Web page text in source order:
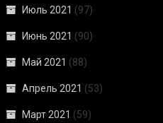
Июль 2021 (97)
Июнь 2021 (90)
Май 2021 (88)
Апрель 2021 (53)
Март 2021 (59)